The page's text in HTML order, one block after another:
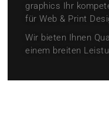
graphics Ihr
für Web & Print
Wir bieten Ihnen
einem breiten